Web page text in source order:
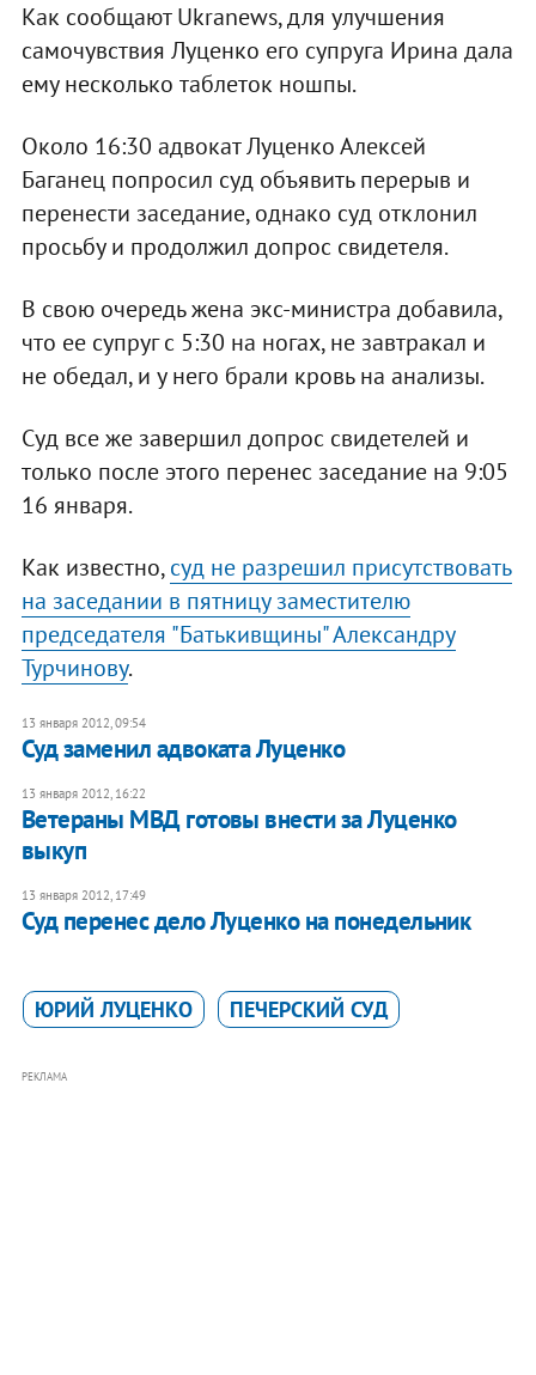
Как сообщают Ukranews, для улучшения
самочувствия Луценко его супруга Ирина дала
ему несколько таблеток ношпы.
Около 16:30 адвокат Луценко Алексей
Баганец попросил суд объявить перерыв и
перенести заседание, однако суд отклонил
просьбу и продолжил допрос свидетеля.
В свою очередь жена экс-министра добавила,
что ее супруг с 5:30 на ногах, не завтракал и
не обедал, и у него брали кровь на анализы.
Суд все же завершил допрос свидетелей и
только после этого перенес заседание на 9:05
16 января.
Как известно,суд не разрешил присутствовать
на заседании в пятницу заместителю
председателя "Батькивщины" Александру
Турчинову.
13 января 2012, 09:54
Суд заменил адвоката Луценко
13 января 2012, 16:22
Ветераны МВД готовы внести за Луценко
выкуп
13 января 2012, 17:49
Суд перенес дело Луценко на понедельник
ЮРИЙ ЛУЦЕНКО ПЕЧЕРСКИЙ СУД
РЕКЛАМА